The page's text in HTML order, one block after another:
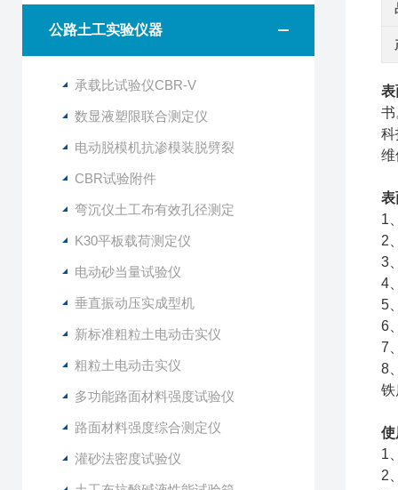
公路土工实验仪器
承载比试验仪CBR-V
数显液塑限联合测定仪
电动脱模机抗渗模装脱劈裂
CBR试验附件
弯沉仪土工布有效孔径测定
K30平板载荷测定仪
电动砂当量试验仪
垂直振动压实成型机
新标准粗粒土电动击实仪
粗粒土电动击实仪
多功能路面材料强度试验仪
路面材料强度综合测定仪
灌砂法密度试验仪
表
书
科
维
表
1
2
3
4
5
6
7
8
铁
使
1
2